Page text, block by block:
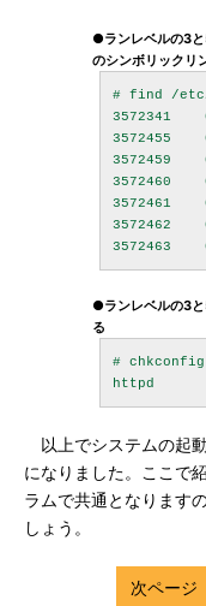
●ランレベルの3
のシンボリックリ
# find /
3572341
3572455
3572459
3572460
3572461
3572462
●ランレベルの3
る
#
以上でシステムの起
になりました。ここで
ラムで共通となります
しょう。